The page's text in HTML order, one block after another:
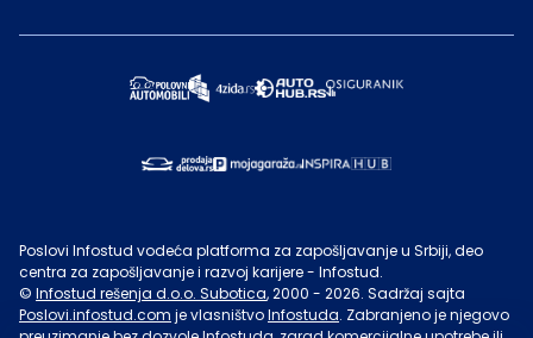
Poslovi Infostud vodeća platforma za zapošljavanje u Srbiji, deo
centra za zapošljavanje i razvoj karijere - Infostud.
© Infostud rešenja d.o.o. Subotica, 2000 - 2026. Sadržaj sajta
Poslovi.infostud.com je vlasništvoInfostuda. Zabranjeno je njegovo